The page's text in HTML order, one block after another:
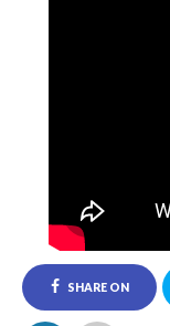
SHARE ON